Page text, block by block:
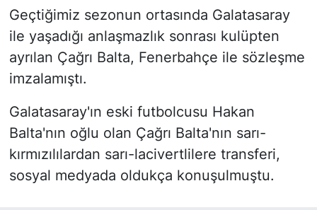
Geçtiğimiz sezonun ortasında Galatasaray
ile yaşadığı anlaşmazlık sonrası kulüpten
ayrılan Çağrı Balta, Fenerbahçe ile sözleşme
imzalamıştı.
Galatasaray'ın eski futbolcusu Hakan
Balta'nın oğlu olan Çağrı Balta'nın sarı-
kırmızılılardan sarı-lacivertlilere transferi,
sosyal medyada oldukça konuşulmuştu.